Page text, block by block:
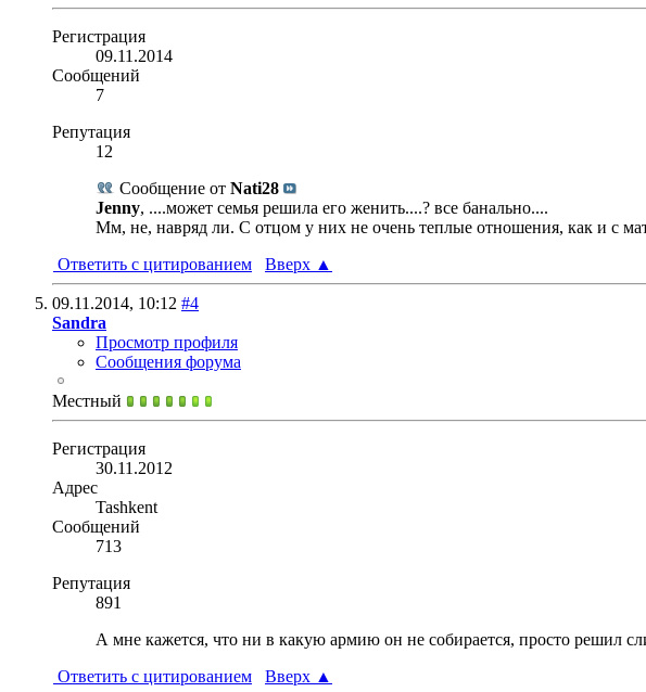
Регистрация
09.11.2014
Сообщений
7
Репутация
12
Сообщение от Nati28
Jenny, ....может семья решила его женить....? все банально....
Мм, не, навряд ли. С отцом у них не очень теплые отношения, как и с
Ответить с цитированием
Вверх ▲
09.11.2014, 10:12 #4
Sandra
Просмотр профиля
Сообщения форума
Местный
Регистрация
30.11.2012
Адрес
Tashkent
Сообщений
713
Репутация
891
А мне кажется, что ни в какую армию он не собирается, просто решил
Ответить с цитированием
Вверх ▲